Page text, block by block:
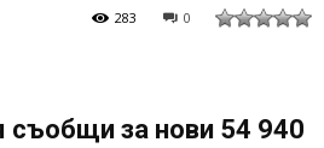
0
283
съобщи за нови 54 940